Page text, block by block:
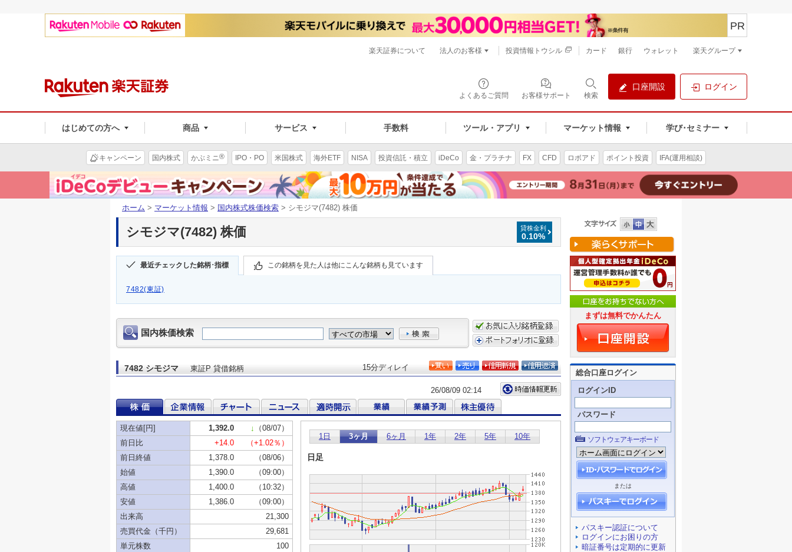
よくあるご質問 お客様サポート 検索
口座開設 ログイン
はじめての方へ 商品 サービス 手数料 ツール・アプリ マーケット情報 学び･セミナー
PR
楽天証券について 法人のお客様 投資情報トウシル カード 銀行 ウォレット 楽天グループ
キャンペーン 国内株式 かぶミニ® IPO・PO 米国株式 海外ETF NISA 投資信託・積立 iDeCo 金・プラチナ FX CFD ロボアド ポイント投資 IFA(運用相談)
ホーム > マーケット情報 > 国内株式株価検索 > シモジマ(7482) 株価
貸株金利
0.10%
シモジマ(7482) 株価
最近チェックした銘柄･指標 この銘柄を見た人は他にこんな銘柄も見ています
7482(東証)
まずは無料でかんたん
総合口座ログイン
ログインID
パスワード
ソフトウェアキーボード
または
パスキー認証について
ログインにお困りの方
暗証番号は定期的に更新